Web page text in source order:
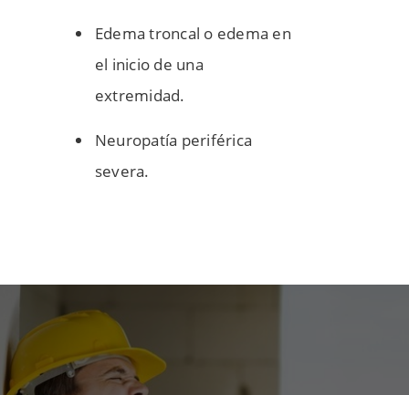
Edema troncal o edema en
el inicio de una
extremidad.
Neuropatía periférica
severa.